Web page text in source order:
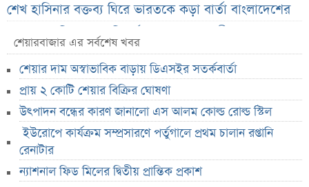
শেখ হাসিনার বক্তব্য ঘিরে ভারতকে কড়া বার্তা বাংলাদেশের
বাংলাদেশ নিয়ে নতুন বিতর্ক, মুখ খুললেন সজীব ওয়াজেদ জয়
শেয়ারবাজার উত্থানের নেতৃত্বে মিউচুয়াল ফান্ড
শেয়ারবাজার ঊর্ধ্বমুখী. তারপরও উধাও ২৩ হাজার বিও হিসাব
তারেক রহমানকে উদ্দেশ করে ফেসবুকে রহস্যময় প্রশ্ন
এসএসসি ফল নিয়ে বড় সিদ্ধান্ত আসছে বৃহস্পতিবার
কীভাবে জন্ম নিল ‘৩৬ জুলাই’?
এক পোস্টেই চমকে দিলেন ময়ূখ রঞ্জন ঘোষ
শেয়ারবাজার এর সর্বশেষ খবর
শেয়ার দাম অস্বাভাবিক বাড়ায় ডিএসইর সতর্কবার্তা
প্রায় ২ কোটি শেয়ার বিক্রির ঘোষণা
উৎপাদন বন্ধের কারণ জানালো এস আলম কোল্ড রোল্ড স্টিল
ইউরোপে কার্যক্রম সম্প্রসারণে পর্তুগালে প্রথম চালান রপ্তানি
রেনাটার
ন্যাশনাল ফিড মিলের দ্বিতীয় প্রান্তিক প্রকাশ